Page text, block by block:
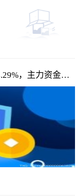
，主力资金合